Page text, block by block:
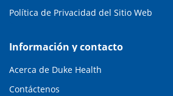
Política de Privacidad del Sitio Web
Información y contacto
Acerca de Duke Health
Contáctenos